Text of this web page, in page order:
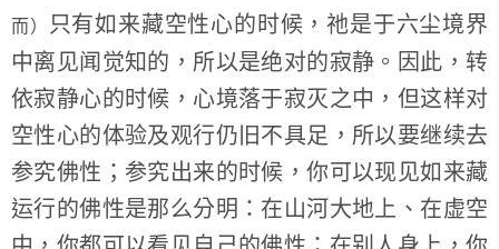
而）
只有如来藏空性心的时候，祂是于六尘境界
中离见闻觉知的，所以是绝对的寂静。因此，转
依寂静心的时候，心境落于寂灭之中，但这样对
空性心的体验及观行仍旧不具足，所以要继续去
参究佛性；参究出来的时候，你可以现见如来藏
运行的佛性是那么分明：在山河大地上、在虚空